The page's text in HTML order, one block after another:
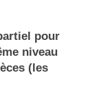
pour
niveau
(les